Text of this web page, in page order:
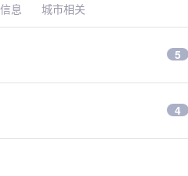
息 城市相关
5
4